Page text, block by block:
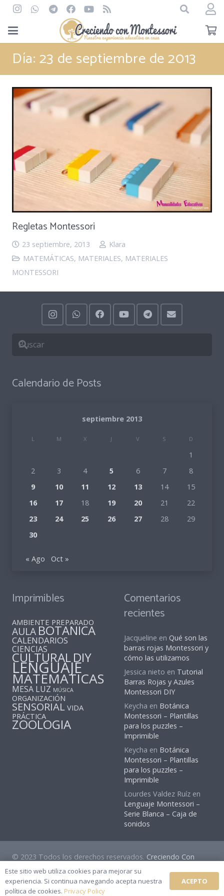
Día:23 de septiembre de 2013
Regletas Montessori
23 septiembre, 2013
Klara
MATEMÁTICAS, MATERIALES, MATERIALES
MONTESSORI
Calendario de Posts
septiembre 2013
L M X J V S D
1
2
3 4 5 6 7
8
9
10 11 12 13 14
15
16
17 18 19 20 21
22
23
24 25 26 27 28
29
30
« Ago Oct »
Imprimibles
AMBIENTE PREPARADO
AULABOTANICA
CALENDARIOS
CIENCIAS
CULTURALDIY
LENGUAJE
MATEMATICAS
MESA LUZ MÚSICA
ORGANIZACIÓN
SENSORIAL VIDA
PRÁCTICA
ZOOLOGIA
Comentarios
recientes
Jacqueline en Qué son las
barras rojas Montessori y
cómo las utilizamos
Jessica nieto en Tutorial
Barras Rojas y Azules
Montessori DIY
Keycha en Botánica
Montessori – Plantillas
para los puzzles –
Imprimible
Keycha en Botánica
Montessori – Plantillas
para los puzzles –
Imprimible
Lourdes Valdez Ruíz en
Lenguaje Montessori –
Serie Blanca – Caja de
sonidos
© 2023 Todos los derechos reservados. Creciendo Con
Política Privacidad|Contacto| Acerca de Suscribirse
Este sitio web utiliza cookies para mejorar su
experiencia. Si continua navegando acepta nuestra
política de cookies. Privacy Policy
ACEPTO